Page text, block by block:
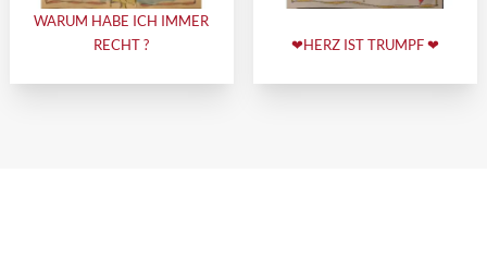
WARUM HABE ICH IMMER
RECHT ?
❤HERZ IST TRUMPF ❤